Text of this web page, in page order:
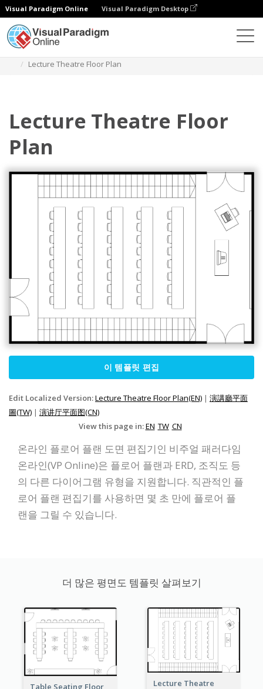
Visual Paradigm Online Visual Paradigm Desktop
Lecture Theatre Floor Plan
Lecture Theatre Floor
Plan
이 템플릿 편집
Edit Localized Version:Lecture Theatre Floor Plan(EN) | 演講廳平面
圖(TW) | 演讲厅平面图(CN)
View this page in:EN TW CN
온라인 플로어 플랜 도면 편집기인 비주얼 패러다임
온라인(VP Online)은 플로어 플랜과 ERD, 조직도 등
의 다른 다이어그램 유형을 지원합니다. 직관적인 플
로어 플랜 편집기를 사용하면 몇 초 만에 플로어 플
랜을 그릴 수 있습니다.
더 많은 평면도 템플릿 살펴보기
Table Seating Floor
Lecture Theatre